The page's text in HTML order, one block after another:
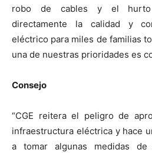
robo de cables y el hurto
directamente la calidad y
eléctrico para miles de familias
una de nuestras prioridades es
Consejo
“CGE reitera el peligro de
infraestructura eléctrica y hace
a tomar algunas medidas